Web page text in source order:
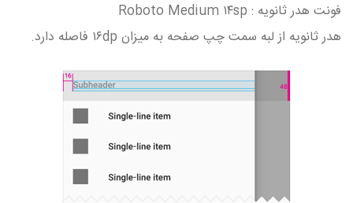
فونت هدر ثانویه : Roboto Medium ۱۴sp
هدر ثانویه از لبه سمت چپ صفحه به میزان ۱۶dp فاصله دارد.